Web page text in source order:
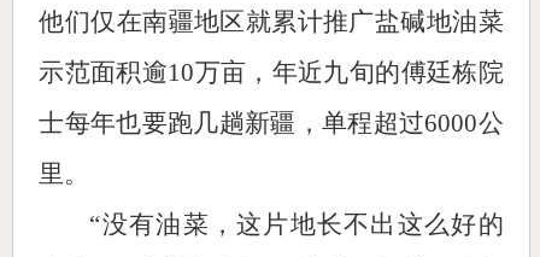
他们仅在南疆地区就累计推广盐碱地油菜
示范面积逾10万亩，年近九旬的傅廷栋院
士每年也要跑几趟新疆，单程超过6000公
里。
“没有油菜，这片地长不出这么好的